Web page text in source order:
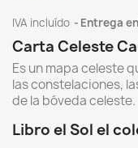
IVA incluído Entrega
Carta Celeste
Es un mapa celeste
las constelaciones,
de la bóveda celeste.
Libro el Sol el